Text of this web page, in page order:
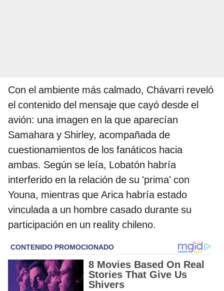
Con el ambiente más calmado, Chávarri reveló
el contenido del mensaje que cayó desde el
avión: una imagen en la que aparecían
Samahara y Shirley, acompañada de
cuestionamientos de los fanáticos hacia
ambas. Según se leía, Lobatón habría
interferido en la relación de su 'prima' con
Youna, mientras que Arica habría estado
vinculada a un hombre casado durante su
participación en un reality chileno.